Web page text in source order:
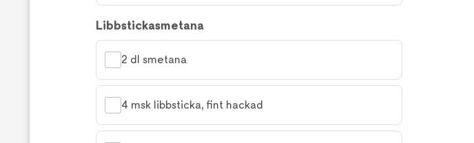
Libbstickasmetana
2 dl smetana
4 msk libbsticka, fint hackad